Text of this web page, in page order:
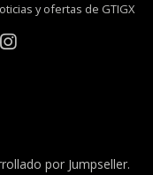
y ofertas de GTIGX
por Jumpseller.